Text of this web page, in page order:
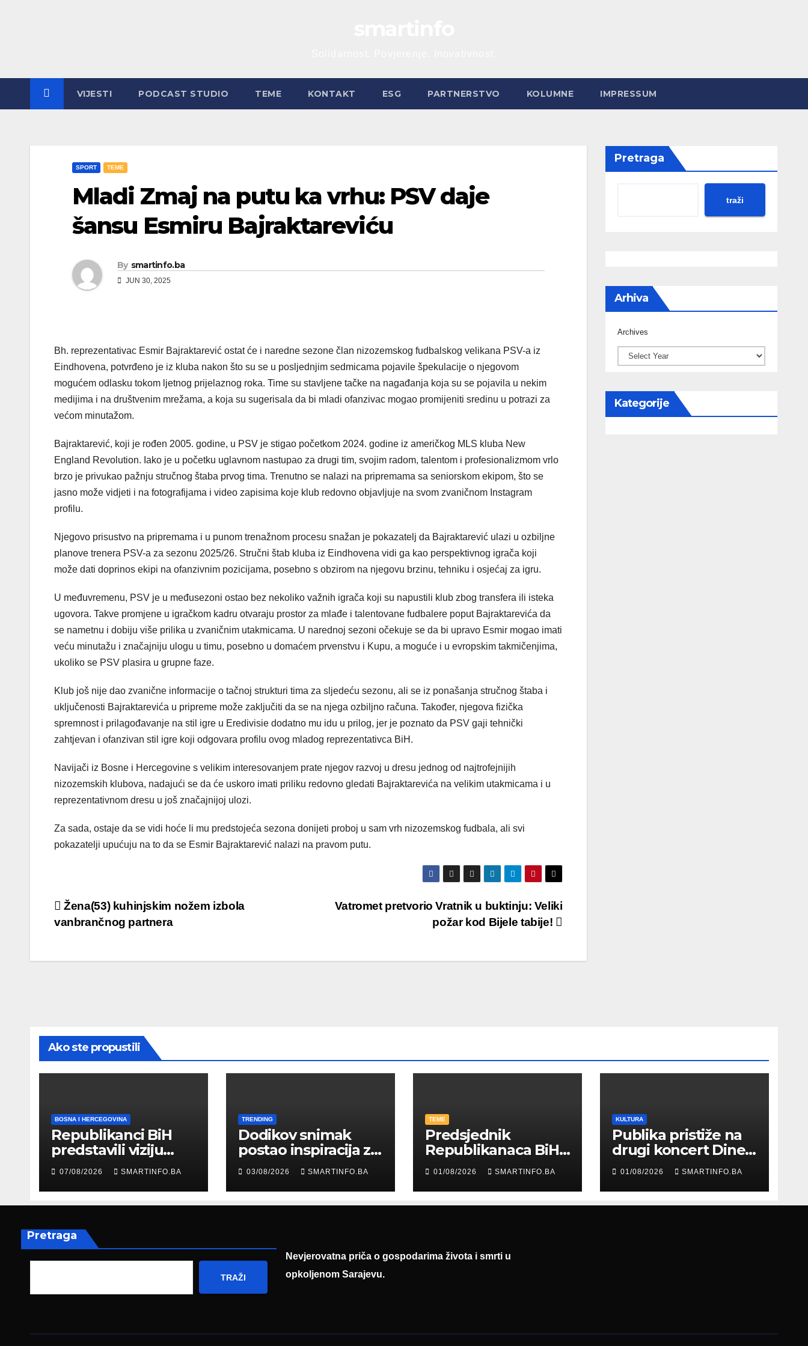
VIJESTI PODCAST STUDIO TEME KONTAKT ESG PARTNERSTVO KOLUMNE IMPRESSUM
SPORT TEME
Mladi Zmaj na putu ka vrhu: PSV daje
šansu Esmiru Bajraktareviću
By smartinfo.ba
JUN 30, 2025
Bh. reprezentativac Esmir Bajraktarević ostat će i naredne sezone član nizozemskog fudbalskog velikana PSV-a iz
Eindhovena, potvrđeno je iz kluba nakon što su se u posljednjim sedmicama pojavile špekulacije o njegovom
mogućem odlasku tokom ljetnog prijelaznog roka. Time su stavljene tačke na nagađanja koja su se pojavila u nekim
medijima i na društvenim mrežama, a koja su sugerisala da bi mladi ofanzivac mogao promijeniti sredinu u potrazi za
većom minutažom.
Bajraktarević, koji je rođen 2005. godine, u PSV je stigao početkom 2024. godine iz američkog MLS kluba New
England Revolution. Iako je u početku uglavnom nastupao za drugi tim, svojim radom, talentom i profesionalizmom vrlo
brzo je privukao pažnju stručnog štaba prvog tima. Trenutno se nalazi na pripremama sa seniorskom ekipom, što se
jasno može vidjeti i na fotografijama i video zapisima koje klub redovno objavljuje na svom zvaničnom Instagram
profilu.
Njegovo prisustvo na pripremama i u punom trenažnom procesu snažan je pokazatelj da Bajraktarević ulazi u ozbiljne
planove trenera PSV-a za sezonu 2025/26. Stručni štab kluba iz Eindhovena vidi ga kao perspektivnog igrača koji
može dati doprinos ekipi na ofanzivnim pozicijama, posebno s obzirom na njegovu brzinu, tehniku i osjećaj za igru.
U međuvremenu, PSV je u međusezoni ostao bez nekoliko važnih igrača koji su napustili klub zbog transfera ili isteka
ugovora. Takve promjene u igračkom kadru otvaraju prostor za mlađe i talentovane fudbalere poput Bajraktarevića da
se nametnu i dobiju više prilika u zvaničnim utakmicama. U narednoj sezoni očekuje se da bi upravo Esmir mogao imati
veću minutažu i značajniju ulogu u timu, posebno u domaćem prvenstvu i Kupu, a moguće i u evropskim takmičenjima,
ukoliko se PSV plasira u grupne faze.
Klub još nije dao zvanične informacije o tačnoj strukturi tima za sljedeću sezonu, ali se iz ponašanja stručnog štaba i
uključenosti Bajraktarevića u pripreme može zaključiti da se na njega ozbiljno računa. Također, njegova fizička
spremnost i prilagođavanje na stil igre u Eredivisie dodatno mu idu u prilog, jer je poznato da PSV gaji tehnički
zahtjevan i ofanzivan stil igre koji odgovara profilu ovog mladog reprezentativca BiH.
Navijači iz Bosne i Hercegovine s velikim interesovanjem prate njegov razvoj u dresu jednog od najtrofejnijih
nizozemskih klubova, nadajući se da će uskoro imati priliku redovno gledati Bajraktarevića na velikim utakmicama i u
reprezentativnom dresu u još značajnijoj ulozi.
Za sada, ostaje da se vidi hoće li mu predstojeća sezona donijeti proboj u sam vrh nizozemskog fudbala, ali svi
pokazatelji upućuju na to da se Esmir Bajraktarević nalazi na pravom putu.
Post
navigation
Vatromet pretvorio Vratnik u buktinju: Veliki
požar kod Bijele tabije!
Žena(53) kuhinjskim nožem izbola
vanbrančnog partnera
Pretraga
traži
Arhiva
Archives
Kategorije
Ako ste propustili
BOSNA I HERCEGOVINA
Republikanci BiH
predstavili viziju
moderne Bosne i
Hercegovine
ambasadoru
Njemačke
07/08/2026 SMARTINFO.BA
TRENDING
Dodikov snimak
postao inspiracija za
šale: Građani kroz
parodiju poslali
poruku
03/08/2026 SMARTINFO.BA
TEME
Predsjednik
Republikanaca BiH
Edin Garaplija
prisustvovao
prezentaciji
Federalnog sajma
01/08/2026 SMARTINFO.BA
KULTURA
Publika pristiže na
drugi koncert Dine
Merlina na Koševu
01/08/2026 SMARTINFO.BA
Pretraga
TRAŽI
Nevjerovatna priča o gospodarima života i smrti u
opkoljenom Sarajevu.